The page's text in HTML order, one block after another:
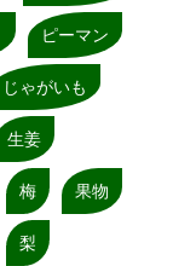
ピーマン
じゃがいも
生姜
梅 果物
梨